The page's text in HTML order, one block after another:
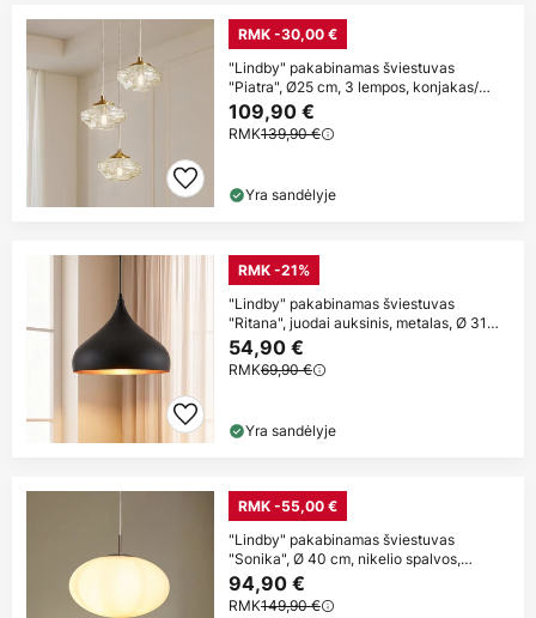
RMK -30,00 €
"Lindby" pakabinamas šviestuvas
"Piatra", Ø25 cm, 3 lempos, konjakas/
žalvaris,
109,90 €
RMK139,90 €
Yra sandėlyje
RMK -21%
"Lindby" pakabinamas šviestuvas
"Ritana", juodai auksinis, metalas, Ø 31
cm, E27
54,90 €
RMK69,90 €
Yra sandėlyje
RMK -55,00 €
"Lindby" pakabinamas šviestuvas
"Sonika", Ø 40 cm, nikelio spalvos,
stiklas, E27
94,90 €
RMK149,90 €